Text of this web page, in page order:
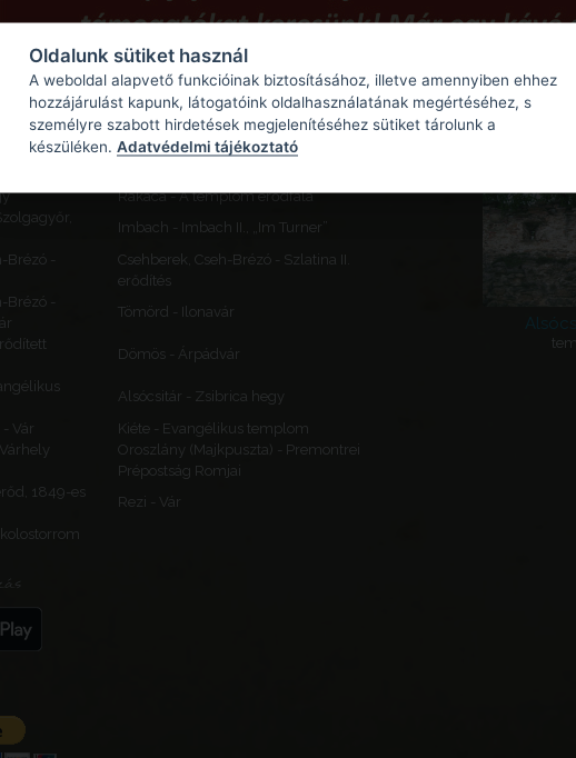
frissítések
-
Rakaca - A templom erődfala
Imbach - Imbach II., „Im Turner”
Brézó -
Csehberek, Cseh-Brézó - Szlatina II.
erődítés
Brézó -
Tömörd - Ilonavár
Dömös - Árpádvár
Alsócsitár - Zsibrica hegy
Vár
Kiéte - Evangélikus templom
Oroszlány (Majkpuszta) - Premontrei
Prépostság Romjai
1849-es
Rezi - Vár
Ajánlott
Oldalunk sütiket használ
A weboldal alapvető funkcióinak biztosításához, illetve amennyiben ehhez
hozzájárulást kapunk, látogatóink oldalhasználatának megértéséhez, s
személyre szabott hirdetések megjelenítéséhez sütiket tárolunk a
készüléken. Adatvédelmi tájékoztató